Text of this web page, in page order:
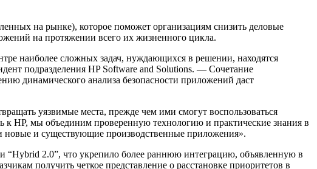
на рынке), которое поможет организациям снизить деловые
на протяжении всего их жизненного цикла.
наиболее сложных задач, нуждающихся в решении, находятся
подразделения HP Software and Solutions. — Сочетание
динамического анализа безопасности приложений даст
уязвимые места, прежде чем ими смогут воспользоваться
мы объединим проверенную технологию и практические знания в
новые и существующие производственные приложения».
“Hybrid 2.0”, что укрепило более раннюю интеграцию, объявленную в
получить четкое представление о расстановке приоритетов в